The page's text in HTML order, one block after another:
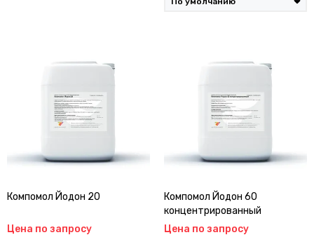
Компомол Йодон 20
Цена по запросу
Компомол Йодон 60
концентрированный
Цена по запросу